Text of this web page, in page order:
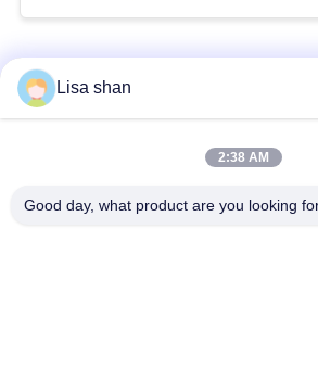
Λαϊκή κατηγορία
Lisa shan
2:38 AM
Good day, what product are you looking